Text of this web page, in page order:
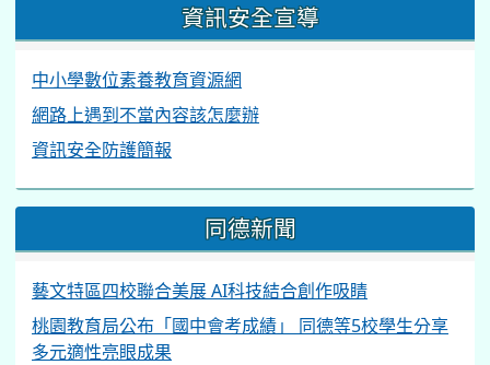
資訊安全宣導
中小學數位素養教育資源網
網路上遇到不當內容該怎麼辦
資訊安全防護簡報
同德新聞
藝文特區四校聯合美展 AI科技結合創作吸睛
桃園教育局公布「國中會考成績」 同德等5校學生分享
多元適性亮眼成果